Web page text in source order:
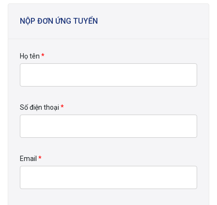
NỘP ĐƠN ỨNG TUYỂN
Họ tên *
Số điện thoại *
Email *